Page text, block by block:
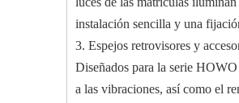
instalación sencilla y una
3. Espejos retrovisores y
Diseñados para la serie
a las vibraciones, así como el